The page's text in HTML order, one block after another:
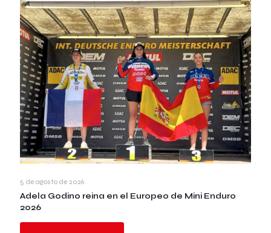
5 de agosto de 2026
Adela Godino reina en el Europeo de Mini Enduro
2026